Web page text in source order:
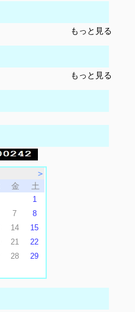
もっと見る
もっと見る
＞
金 土
1
7
8
14
15
21
22
28
29